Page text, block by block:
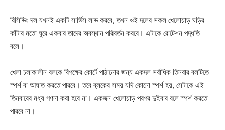
Company
About
Contact us
Subscription Plans
রিসিভিং দল যখনই একটি সার্ভিস লাভ করবে, তখন ওই দলের সকল খেলোয়াড় ঘড়ির
কাঁটার মতো ঘুরে একবার তাদের অবস্থান পরিবর্তন করবে। এটাকে রোটেশন পদ্ধতি
বলে।
খেলা চলাকালীন বলকে বিপক্ষের কোর্টে পাঠানোর জন্য একদল সর্বাধিক তিনবার বলটিতে
স্পর্শ বা আঘাত করতে পারবে। তবে ব্লকের সময় যদি কোনো স্পর্শ হয়, সেটাকে এই
তিনবারের মধ্য গণনা করা হবে না। একজন খেলোয়াড় পরপর দুইবার বলে স্পর্শ করতে
পারবে না।